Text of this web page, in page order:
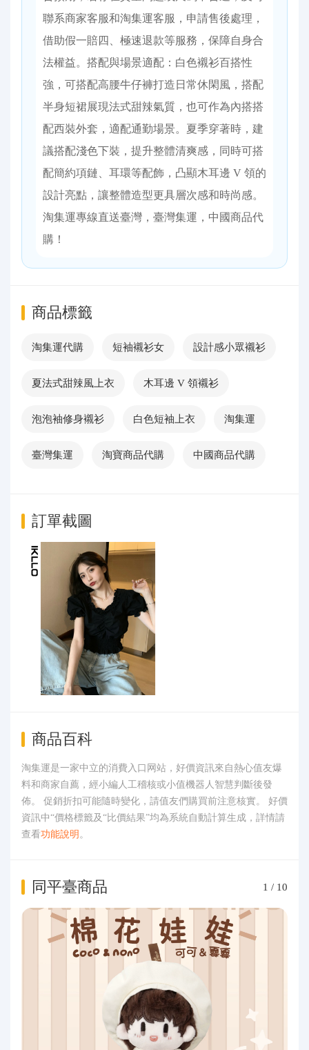
聯系商家客服和淘集運客服，申請售後處理，
借助假一賠四、極速退款等服務，保障自身合
法權益。​ 搭配與場景適配：白色襯衫百搭性
強，可搭配高腰牛仔褲打造日常休閑風，搭配
半身短裙展現法式甜辣氣質，也可作為內搭搭
配西裝外套，適配通勤場景。夏季穿著時，建
議搭配淺色下裝，提升整體清爽感，同時可搭
配簡約項鏈、耳環等配飾，凸顯木耳邊 V 領的
設計亮點，讓整體造型更具層次感和時尚感。​
淘集運專線直送臺灣，臺灣集運，中國商品代
購！
商品標籤
淘集運代購 短袖襯衫女 設計感小眾襯衫
夏法式甜辣風上衣 木耳邊 V 領襯衫
泡泡袖修身襯衫 白色短袖上衣 淘集運
臺灣集運 淘寶商品代購 中國商品代購
訂單截圖
商品百科
淘集運是一家中立的消費入口网站，好價資訊來自熱心值友爆
料和商家自薦，經小編人工稽核或小值機器人智慧判斷後發
佈。 促銷折扣可能隨時變化，請值友們購買前注意核實。 好價
資訊中“價格標籤及“比價結果”均為系統自動計算生成，詳情請
查看功能說明 。
同平臺商品 1 / 10